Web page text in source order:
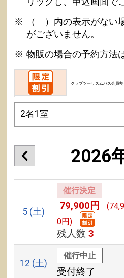
（ ）内の表示がない
がございません。
物販の場合の予約方法
クラブツーリズムパス会員
2026
5 (土)
催行決定
79,900円
0円)
残人数 3
12 (土)
催行中止
受付終了